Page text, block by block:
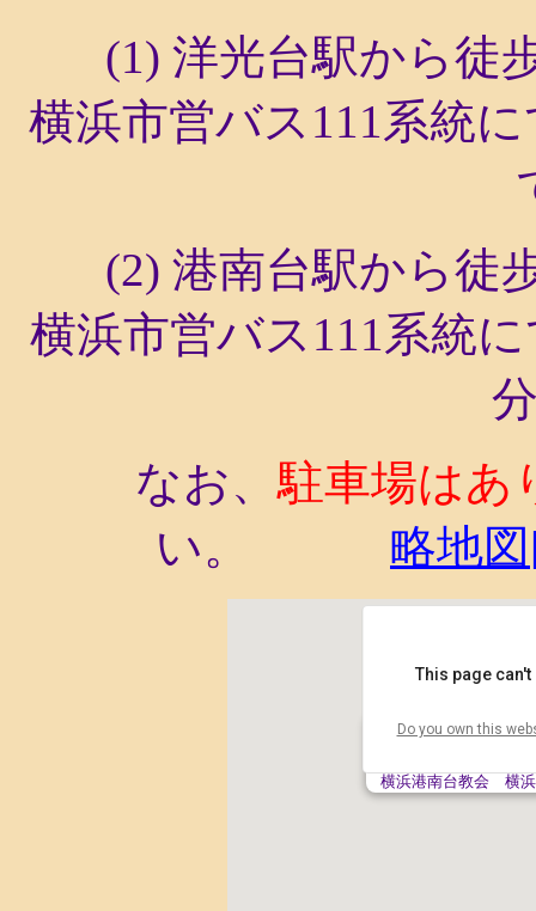
(1) 洋光台駅から徒
横浜市営バス 111系統
(2) 港南台駅から徒
横浜市営バス 111系統
なお、駐車場はあ
い。 略地図
横浜港南台教会 横浜
This page
Do you own this